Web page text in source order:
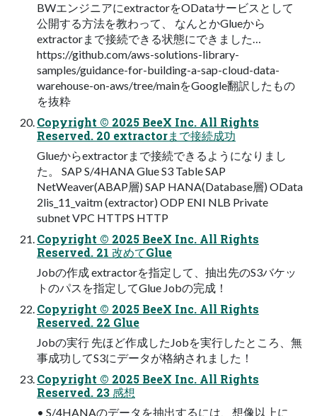
BWエンジニアにextractorをODataサービスとして
公開する方法を教わって、 なんとかGlueから
extractorまで接続できる状態にできました…
https://github.com/aws-solutions-library-
samples/guidance-for-building-a-sap-cloud-data-
warehouse-on-aws/tree/mainをGoogle翻訳したもの
を抜粋
Copyright © 2025 BeeX Inc. All Rights
Reserved. 20 extractorまで接続成功
Glueからextractorまで接続できるようになりまし
た。 SAP S/4HANA Glue S3 Table SAP
NetWeaver(ABAP層) SAP HANA(Database層) OData
2lis_11_vaitm (extractor) ODP ENI NLB Private
subnet VPC HTTPS HTTP
Copyright © 2025 BeeX Inc. All Rights
Reserved. 21 改めてGlue
Jobの作成 extractorを指定して、抽出先のS3バケッ
トのパスを指定してGlue Jobの完成！
Copyright © 2025 BeeX Inc. All Rights
Reserved. 22 Glue
Jobの実行 先ほど作成したJobを実行したところ、無
事成功してS3にデータが格納されました！
Copyright © 2025 BeeX Inc. All Rights
Reserved. 23 感想
• S/4HANAのデータを抽出するには、想像以上に